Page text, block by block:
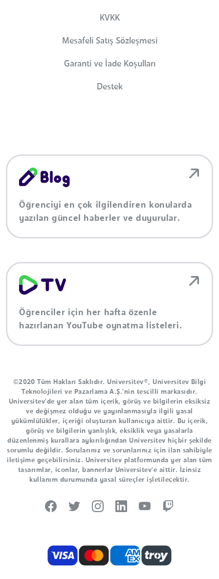
KVKK
Mesafeli Satış Sözleşmesi
Garanti ve İade Koşulları
Destek
Öğrenciyi en çok ilgilendiren konularda
yazılan güncel haberler ve duyurular.
Öğrenciler için her hafta özenle
hazırlanan YouTube oynatma listeleri.
©2020 Tüm Hakları Saklıdır. Universitev®, Universitev Bilgi
Teknolojileri ve Pazarlama A.Ş.'nin tescilli markasıdır.
Universitev'de yer alan tüm içerik, görüş ve bilgilerin eksiksiz
ve değişmez olduğu ve yayınlanmasıyla ilgili yasal
yükümlülükler, içeriği oluşturan kullanıcıya aittir. Bu içerik,
görüş ve bilgilerin yanlışlık, eksiklik veya yasalarla
düzenlenmiş kurallara aykırılığından Universitev hiçbir şekilde
sorumlu değildir. Sorularınız ve sorunlarınız için ilan sahibiyle
iletişime geçebilirsiniz. Universitev platformunda yer alan tüm
tasarımlar, iconlar, bannerlar Universitev'e aittir. İzinsiz
kullanım durumunda yasal süreçler işletilecektir.